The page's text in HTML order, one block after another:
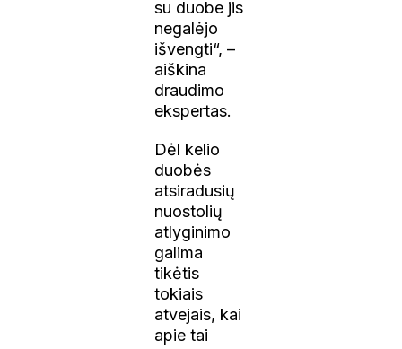
su duobe jis
negalėjo
išvengti“, –
aiškina
draudimo
ekspertas.
Dėl kelio
duobės
atsiradusių
nuostolių
atlyginimo
galima
tikėtis
tokiais
atvejais, kai
apie tai